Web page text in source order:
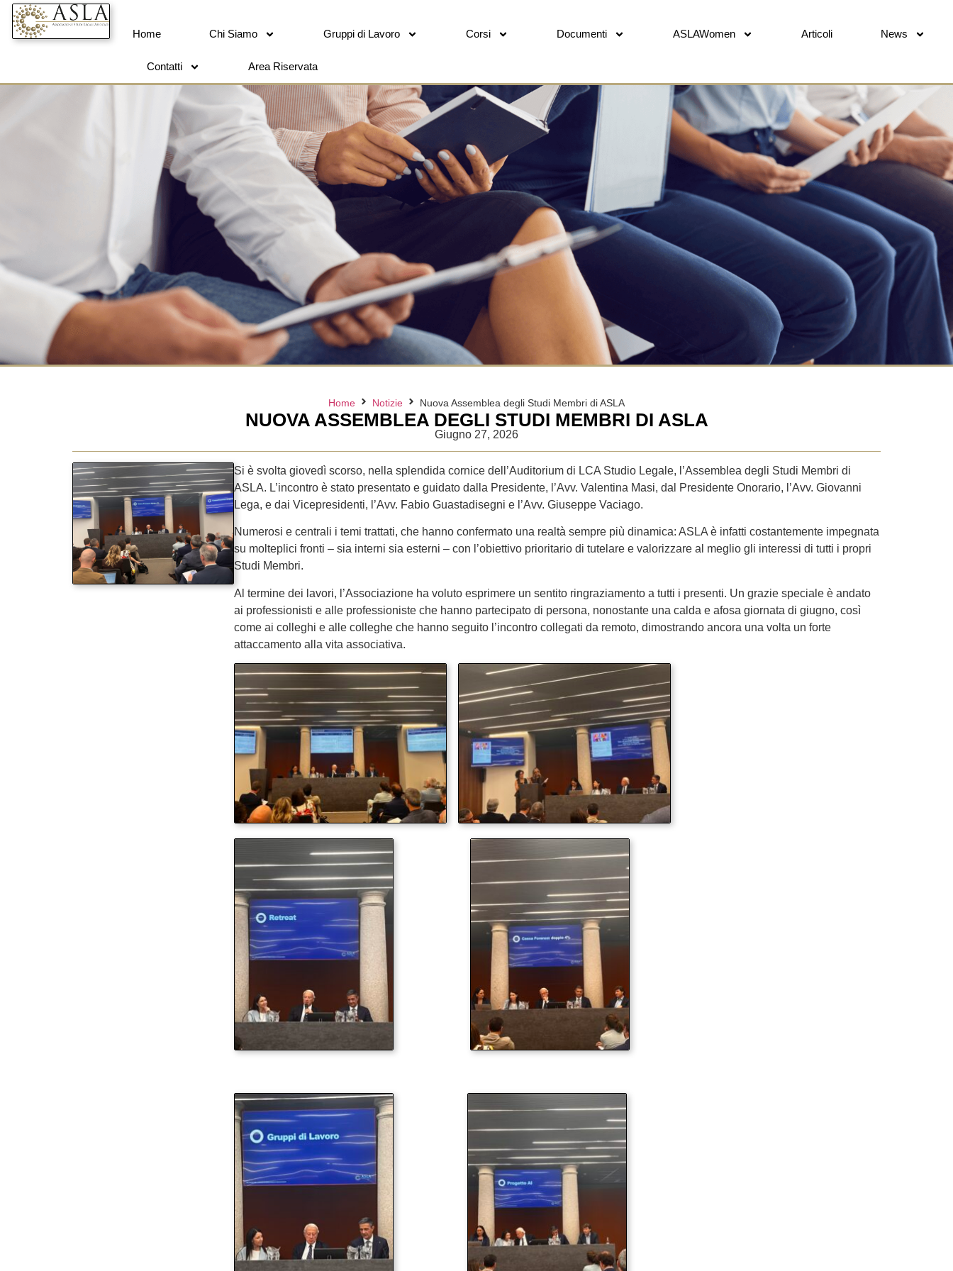
Home Chi Siamo Gruppi di Lavoro Corsi Documenti ASLAWomen Articoli News
Contatti Area Riservata
Home Notizie Nuova Assemblea degli Studi Membri di ASLA
NUOVA ASSEMBLEA DEGLI STUDI MEMBRI DI ASLA
Giugno 27, 2026
Si è svolta giovedì scorso, nella splendida cornice dell’Auditorium di LCA Studio Legale, l’Assemblea degli Studi Membri di
ASLA. L’incontro è stato presentato e guidato dalla Presidente, l’Avv. Valentina Masi, dal Presidente Onorario, l’Avv. Giovanni
Lega, e dai Vicepresidenti, l’Avv. Fabio Guastadisegni e l’Avv. Giuseppe Vaciago.
Numerosi e centrali i temi trattati, che hanno confermato una realtà sempre più dinamica: ASLA è infatti costantemente impegnata
su molteplici fronti – sia interni sia esterni – con l’obiettivo prioritario di tutelare e valorizzare al meglio gli interessi di tutti i propri
Studi Membri.
Al termine dei lavori, l’Associazione ha voluto esprimere un sentito ringraziamento a tutti i presenti. Un grazie speciale è andato
ai professionisti e alle professioniste che hanno partecipato di persona, nonostante una calda e afosa giornata di giugno, così
come ai colleghi e alle colleghe che hanno seguito l’incontro collegati da remoto, dimostrando ancora una volta un forte
attaccamento alla vita associativa.